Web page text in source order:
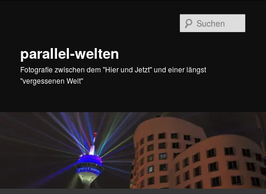
parallel-welten
Fotografie zwischen dem "Hier und Jetzt" und einer längst
"vergessenen Welt"